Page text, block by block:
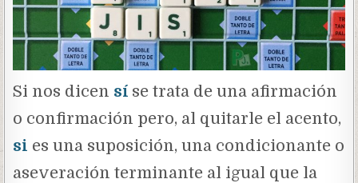
Si nos dicen sí se trata de una afirmación
o confirmación pero, al quitarle el acento,
si es una suposición, una condicionante o
aseveración terminante al igual que la